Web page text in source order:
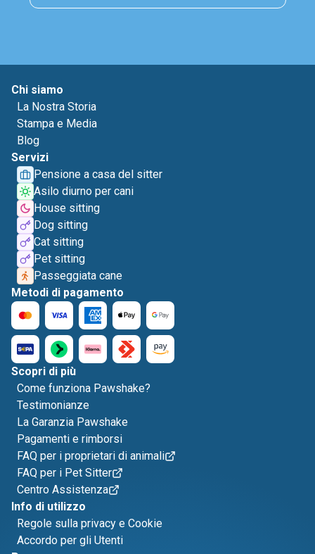
Chi siamo
La Nostra Storia
Stampa e Media
Blog
Servizi
Pensione a casa del sitter
Asilo diurno per cani
House sitting
Dog sitting
Cat sitting
Pet sitting
Passeggiata cane
Metodi di pagamento
Scopri di più
Come funziona Pawshake?
Testimonianze
La Garanzia Pawshake
Pagamenti e rimborsi
FAQ per i proprietari di animali
FAQ per i Pet Sitter
Centro Assistenza
Info di utilizzo
Regole sulla privacy e Cookie
Accordo per gli Utenti